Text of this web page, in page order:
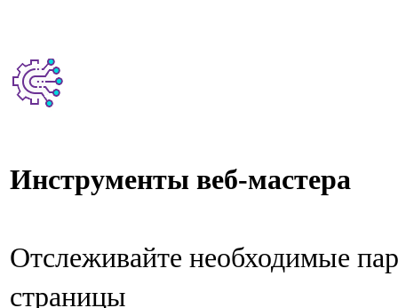
Инструменты веб-мастера
Отслеживайте необходимые
страницы